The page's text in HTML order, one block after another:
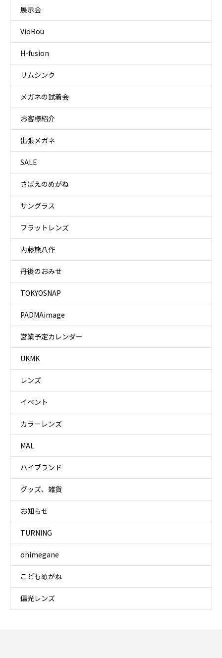
展示会
VioRou
H-fusion
リムシンク
メガネの試着会
お客様紹介
出張メガネ
SALE
さばえのめがね
サングラス
フラットレンズ
内藤熊八作
丹後のおみせ
TOKYOSNAP
PADMAimage
営業予定カレンダー
UKMK
レンズ
イベント
カラーレンズ
MAL
ハイブランド
グッズ、雑貨
お知らせ
TURNING
onimegane
こどもめがね
偏光レンズ